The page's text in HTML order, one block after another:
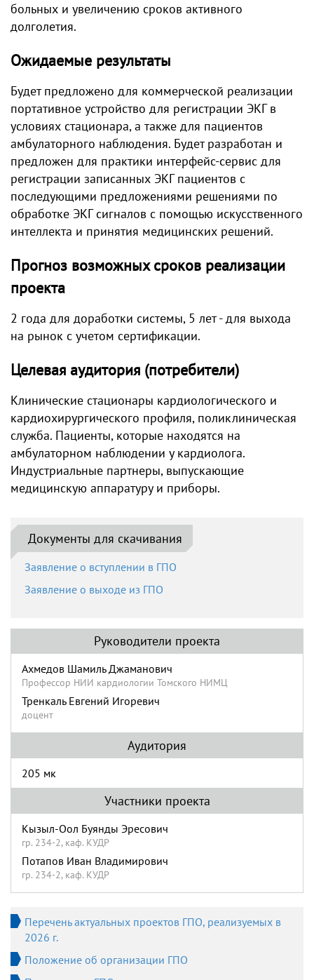
больных и увеличению сроков активного
долголетия.
Ожидаемые результаты
Будет предложено для коммерческой реализации
портативное устройство для регистрации ЭКГ в
условиях стационара, а также для пациентов
амбулаторного наблюдения. Будет разработан и
предложен для практики интерфейс-сервис для
регистрации записанных ЭКГ пациентов с
последующими предложениями решениями по
обработке ЭКГ сигналов с помощью искусственного
интеллекта и принятия медицинских решений.
Прогноз возможных сроков реализации
проекта
2 года для доработки системы, 5 лет - для выхода
на рынок с учетом сертификации.
Целевая аудитория (потребители)
Клинические стационары кардиологического и
кардиохирургического профиля, поликлиническая
служба. Пациенты, которые находятся на
амбулаторном наблюдении у кардиолога.
Индустриальные партнеры, выпускающие
медицинскую аппаратуру и приборы.
Документы для скачивания
Заявление о вступлении в ГПО
Заявление о выходе из ГПО
Руководители проекта
Ахмедов Шамиль Джаманович
Профессор НИИ кардиологии Томского НИМЦ
Тренкаль Евгений Игоревич
доцент
Аудитория
205 мк
Участники проекта
Кызыл-Оол Буянды Эресович
гр. 234-2, каф. КУДР
Потапов Иван Владимирович
гр. 234-2, каф. КУДР
Перечень актуальных проектов ГПО, реализуемых в
2026 г.
Положение об организации ГПО